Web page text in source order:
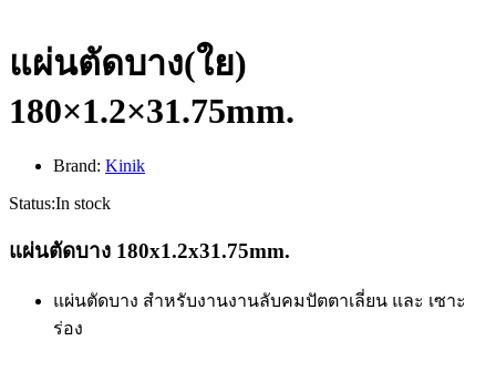
แผ่นตัดบาง(ใย)
180×1.2×31.75mm.
Brand: Kinik
Status:In stock
แผ่นตัดบาง 180x1.2x31.75mm.
แผ่นตัดบาง สำหรับงานงานลับคมปัตตาเลี่ยน และ เซาะ
ร่อง